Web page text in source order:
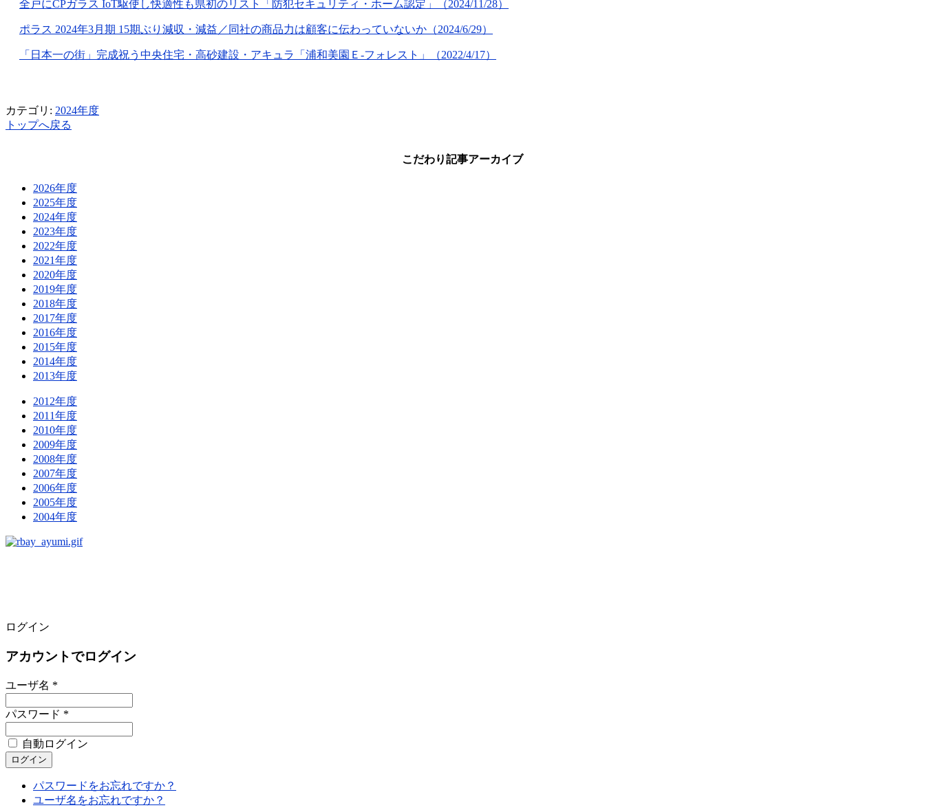
全戸にCPガラス IoT駆使し快適性も県初のリスト「防犯セキュリティ・ホーム認定」（2024/11/28）
ポラス 2024年3月期 15期ぶり減収・減益／同社の商品力は顧客に伝わっていないか（2024/6/29）
「日本一の街」完成祝う中央住宅・高砂建設・アキュラ「浦和美園Ｅ-フォレスト」（2022/4/17）
カテゴリ: 2024年度
トップへ戻る
こだわり記事アーカイブ
2026年度
2025年度
2024年度
2023年度
2022年度
2021年度
2020年度
2019年度
2018年度
2017年度
2016年度
2015年度
2014年度
2013年度
2012年度
2011年度
2010年度
2009年度
2008年度
2007年度
2006年度
2005年度
2004年度
ログイン
アカウントでログイン
ユーザ名 *
パスワード *
自動ログイン
パスワードをお忘れですか？
ユーザ名をお忘れですか？